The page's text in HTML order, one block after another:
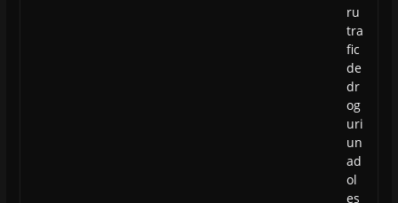
ru
tra
fic
de
dr
og
uri
un
ad
ol
es